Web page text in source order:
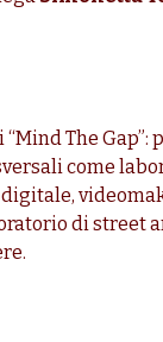
The
come
di street